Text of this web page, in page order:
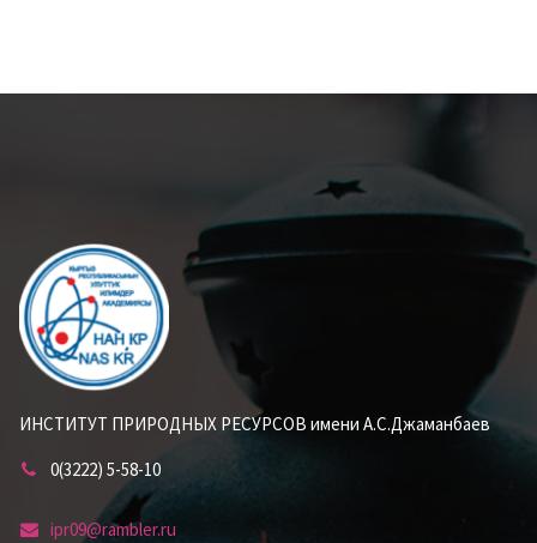
ИНСТИТУТ ПРИРОДНЫХ РЕСУРСОВ имени А.С.Джаманбаев
0(3222) 5-58-10
ipr09@rambler.ru